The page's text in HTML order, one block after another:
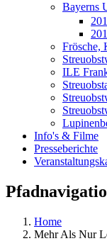
Bayerns
Frösche,
ILE
Info's & Filme
Presseberichte
Home
Mehr Als Nur